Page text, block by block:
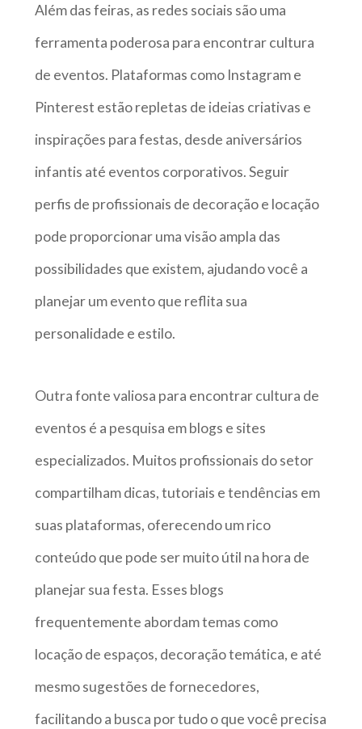
Além das feiras, as redes sociais são uma
ferramenta poderosa para encontrar cultura
de eventos. Plataformas como Instagram e
Pinterest estão repletas de ideias criativas e
inspirações para festas, desde aniversários
infantis até eventos corporativos. Seguir
perfis de profissionais de decoração e locação
pode proporcionar uma visão ampla das
possibilidades que existem, ajudando você a
planejar um evento que reflita sua
personalidade e estilo.
Outra fonte valiosa para encontrar cultura de
eventos é a pesquisa em blogs e sites
especializados. Muitos profissionais do setor
compartilham dicas, tutoriais e tendências em
suas plataformas, oferecendo um rico
conteúdo que pode ser muito útil na hora de
planejar sua festa. Esses blogs
frequentemente abordam temas como
locação de espaços, decoração temática, e até
mesmo sugestões de fornecedores,
facilitando a busca por tudo o que você precisa